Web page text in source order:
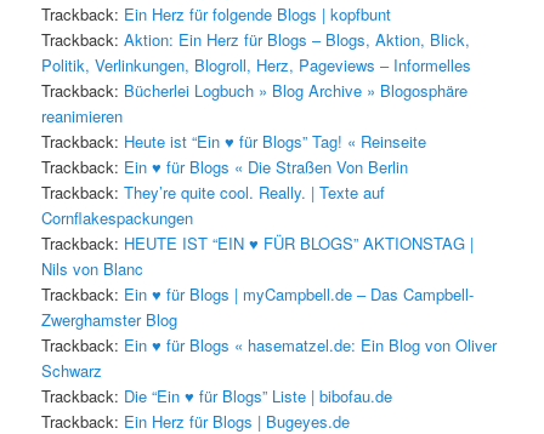
Trackback: Ein Herz für folgende Blogs | kopfbunt
Trackback:Aktion: Ein Herz für Blogs – Blogs, Aktion, Blick,
Politik, Verlinkungen, Blogroll, Herz, Pageviews – Informelles
Trackback: Bücherlei Logbuch » Blog Archive » Blogosphäre
reanimieren
Trackback: Heute ist “Ein ♥ für Blogs” Tag! « Reinseite
Trackback: Ein ♥ für Blogs « Die Straßen Von Berlin
Trackback:They’re quite cool. Really. | Texte auf
Cornflakespackungen
Trackback: HEUTE IST “EIN ♥ FÜR BLOGS” AKTIONSTAG |
Nils von Blanc
Trackback: Ein ♥ für Blogs | myCampbell.de – Das Campbell-
Zwerghamster Blog
Trackback: Ein ♥ für Blogs « hasematzel.de: Ein Blog von Oliver
Schwarz
Trackback: Die “Ein ♥ für Blogs” Liste | bibofau.de
Trackback: Ein Herz für Blogs | Bugeyes.de